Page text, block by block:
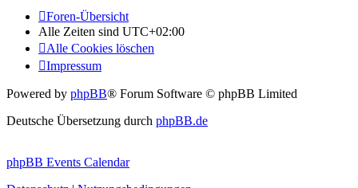
Foren-Übersicht
Alle Zeiten sind UTC+02:00
Alle Cookies löschen
Impressum
Powered by phpBB® Forum Software © phpBB Limited
Deutsche Übersetzung durch phpBB.de
phpBB Events Calendar